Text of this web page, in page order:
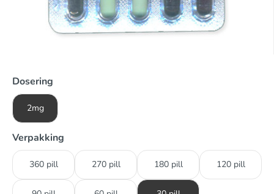
Dosering
2mg
Verpakking
360 pill 270 pill 180 pill 120 pill